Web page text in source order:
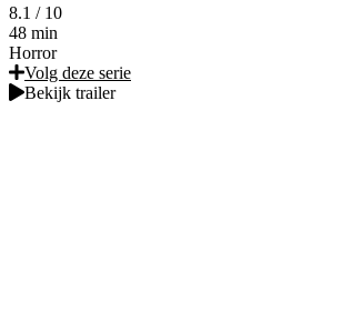
8.1 / 10
48 min
Horror
Volg deze serie
Bekijk trailer